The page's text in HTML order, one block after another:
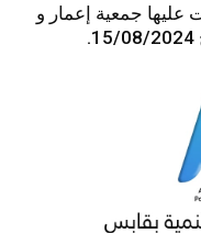
عليها جمعية إعمار و